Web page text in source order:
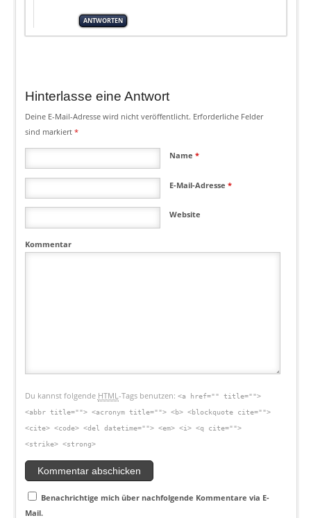
ANTWORTEN
Hinterlasse eine Antwort
Deine E-Mail-Adresse wird nicht veröffentlicht. Erforderliche Felder
sind markiert *
Name*
E-Mail-Adresse*
Website
Kommentar
Du kannst folgende HTML -Tags benutzen: <a href="" title="">
<abbr title=""> <acronym title=""> <b> <blockquote cite="">
<cite> <code> <del datetime=""> <em> <i> <q cite="">
<strike> <strong>
Benachrichtige mich über nachfolgende Kommentare via E-
Mail.